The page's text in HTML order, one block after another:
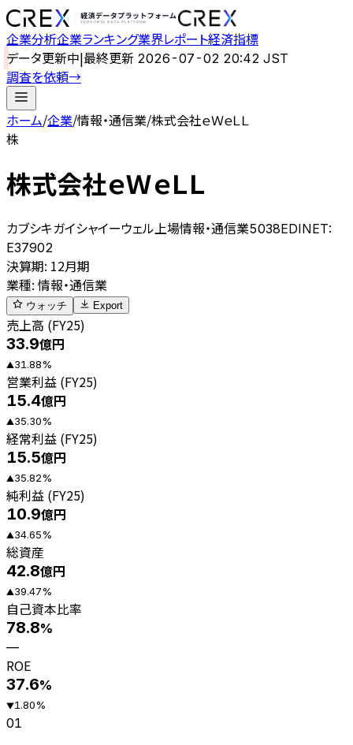
企業分析企業ランキング業界レポート経済指標
データ更新中|最終更新 2026-07-02 20:42 JST
調査を依頼→
ホーム/企業/情報・通信業/株式会社ｅＷｅＬＬ
株
株式会社ｅＷｅＬＬ
カブシキガイシャイーウェル 上場情報・通信業5038EDINET:
E37902
決算期: 12月期
業種: 情報・通信業
ウォッチ Export
売上高 (FY25)
33.9億円
▲31.88%
営業利益 (FY25)
15.4億円
▲35.30%
経常利益 (FY25)
15.5億円
▲35.82%
純利益 (FY25)
10.9億円
▲34.65%
総資産
42.8億円
▲39.47%
自己資本比率
78.8%
—
ROE
37.6%
▼1.80%
01